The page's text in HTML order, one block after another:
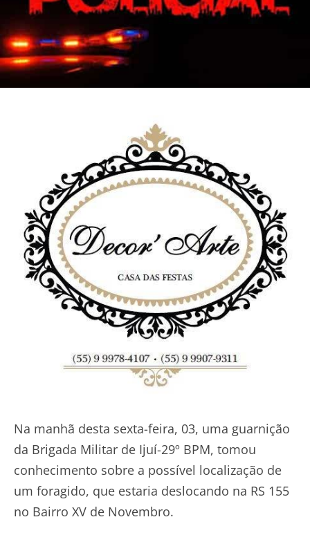
Na manhã desta sexta-feira, 03, uma guarnição
da Brigada Militar de Ijuí-29º BPM, tomou
conhecimento sobre a possível localização de
um foragido, que estaria deslocando na RS 155
no Bairro XV de Novembro.